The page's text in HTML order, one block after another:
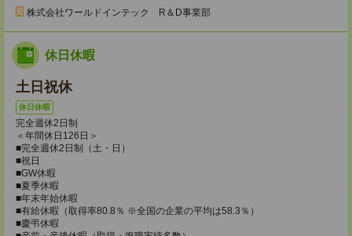
株式会社ワールドインテック R＆D事業部
休日休暇
土日祝休
休日休暇
完全週休2日制
＜年間休日126日＞
■完全週休2日制（土・日）
■祝日
■GW休暇
■夏季休暇
■年末年始休暇
■有給休暇（取得率80.8％ ※全国の企業の平均は58.3％）
■慶弔休暇